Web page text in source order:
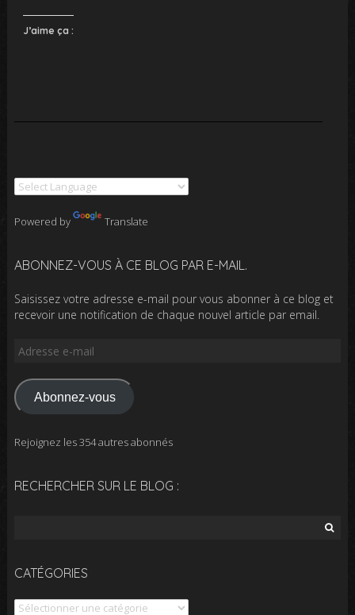
J’aime ça :
Powered by Translate
ABONNEZ-VOUS À CE BLOG PAR E-MAIL.
Saisissez votre adresse e-mail pour vous abonner à ce blog et
recevoir une notification de chaque nouvel article par email.
Adresse
mail
Abonnez-vous
Rejoignez les 354 autres abonnés
RECHERCHER SUR LE BLOG :
CATÉGORIES
Catégories